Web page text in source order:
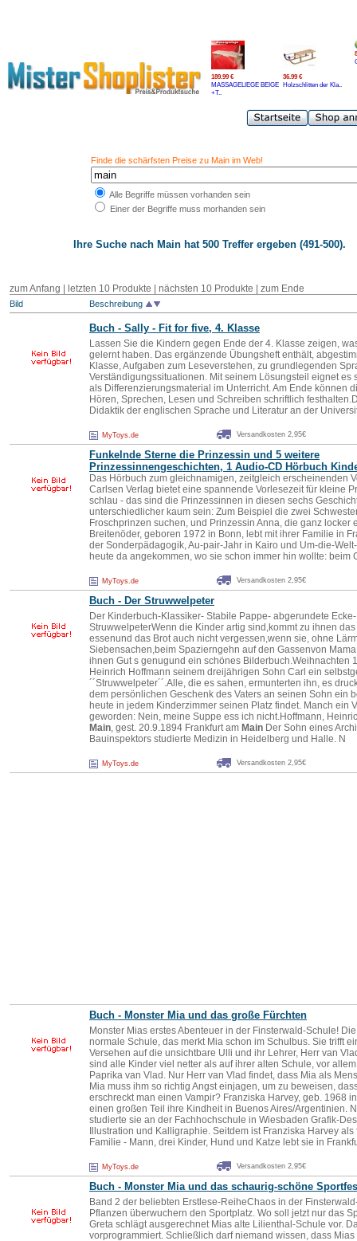
189.99 €
MASSAGELIEGE BEIGE
+T..
36.99 €
Holzschlitten der Kla..
Finde die schärfsten Preise zu Main im Web!
Alle Begriffe müssen vorhanden sein
Einer der Begriffe muss morhanden sein
Ihre Suche nach Main hat 500 Treffer ergeben (491-500).
zum Anfang letzten 10 Produkte | nächsten 10 Produkte | zum Ende
Bild Beschreibung
Buch - Sally - Fit for five, 4. Klasse
Lassen Sie die Kindern gegen Ende der 4. Klasse zeigen,
gelernt haben. Das ergänzende Übungsheft enthält,
Klasse, Aufgaben zum Leseverstehen, zu grundlegenden
Verständigungssituationen. Mit seinem Lösungsteil eignet es
als Differenzierungsmaterial im Unterricht. Am Ende können
Hören, Sprechen, Lesen und Schreiben schriftlich
Didaktik der englischen Sprache und Literatur an der
MyToys.de Versandkosten 2,95€
Funkelnde Sterne die Prinzessin und 5 weitere
Prinzessinnengeschichten, 1 Audio-CD Hörbuch
Das Hörbuch zum gleichnamigen, zeitgleich erscheinenden
Carlsen Verlag bietet eine spannende Vorlesezeit für kleine
schlau - das sind die Prinzessinnen in diesen sechs
unterschiedlicher kaum sein: Zum Beispiel die zwei
Froschprinzen suchen, und Prinzessin Anna, die ganz locker
Breitenöder, geboren 1972 in Bonn, lebt mit ihrer Familie in
der Sonderpädagogik, Au-pair-Jahr in Kairo und Um-die-
heute da angekommen, wo sie schon immer hin wollte: beim
MyToys.de Versandkosten 2,95€
Buch - Der Struwwelpeter
Der Kinderbuch-Klassiker- Stabile Pappe- abgerundete
StruwwelpeterWenn die Kinder artig sind,kommt zu ihnen
essenund das Brot auch nicht vergessen,wenn sie, ohne
Siebensachen,beim Spazierngehn auf den Gassenvon
ihnen Gut s genugund ein schönes Bilderbuch.Weihnachten
Heinrich Hoffmann seinem dreijährigen Sohn Carl ein
´´Struwwelpeter´´.Alle, die es sahen, ermunterten ihn, es
dem persönlichen Geschenk des Vaters an seinen Sohn ein
heute in jedem Kinderzimmer seinen Platz findet. Manch ein
geworden: Nein, meine Suppe ess ich nicht.Hoffmann,
Main, gest. 20.9.1894 Frankfurt am Main Der Sohn eines
Bauinspektors studierte Medizin in Heidelberg und Halle. N
MyToys.de Versandkosten 2,95€
Buch - Monster Mia und das große Fürchten
Monster Mias erstes Abenteuer in der Finsterwald-Schule!
normale Schule, das merkt Mia schon im Schulbus. Sie trifft
Versehen auf die unsichtbare Ulli und ihr Lehrer, Herr van
sind alle Kinder viel netter als auf ihrer alten Schule, vor
Paprika van Vlad. Nur Herr van Vlad findet, dass Mia als
Mia muss ihm so richtig Angst einjagen, um zu beweisen,
erschreckt man einen Vampir? Franziska Harvey, geb. 1968
einen großen Teil ihre Kindheit in Buenos Aires/Argentinien.
studierte sie an der Fachhochschule in Wiesbaden Grafik-
Illustration und Kalligraphie. Seitdem ist Franziska Harvey
Familie - Mann, drei Kinder, Hund und Katze lebt sie in
MyToys.de Versandkosten 2,95€
Buch - Monster Mia und das schaurig-schöne
Band 2 der beliebten Erstlese-ReiheChaos in der
Pflanzen überwuchern den Sportplatz. Wo soll jetzt nur das
Greta schlägt ausgerechnet Mias alte Lilienthal-Schule vor.
vorprogrammiert. Schließlich darf niemand wissen, dass